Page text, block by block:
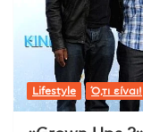
Lifestyle Ό,τι είναι!